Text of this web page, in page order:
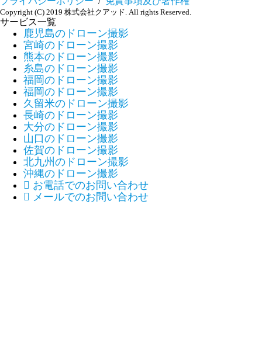
Copyright (C) 2019 株式会社クアッド. All rights Reserved.
サービス一覧
鹿児島のドローン撮影
宮崎のドローン撮影
熊本のドローン撮影
糸島のドローン撮影
福岡のドローン撮影
福岡のドローン撮影
久留米のドローン撮影
長崎のドローン撮影
大分のドローン撮影
山口のドローン撮影
佐賀のドローン撮影
北九州のドローン撮影
沖縄のドローン撮影
 お電話でのお問い合わせ
 メールでのお問い合わせ